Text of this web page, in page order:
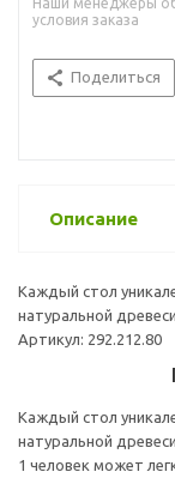
условия заказа
Поделиться
Описание
Каждый стол
натуральной
Артикул: 292.212.80
Каждый стол
натуральной
1 человек может